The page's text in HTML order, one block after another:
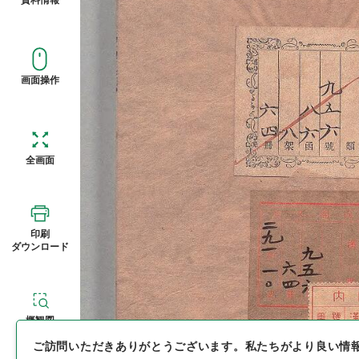
画面操作
全画面
印刷
ダウンロード
概観図
ご訪問いただきありがとうございます。 私たちがより良い情